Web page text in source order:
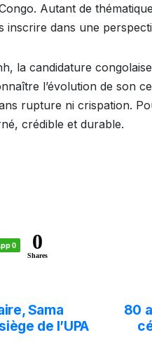
Autant de
dans une
la candidature
l’évolution de son
rupture ni crispation.
crédible et durable.
0 0
Shares
80
Sama
de l’UPA